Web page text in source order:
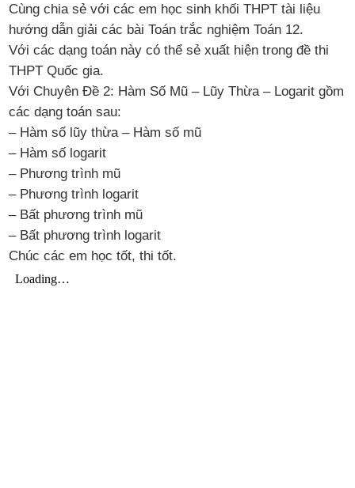
Cùng chia sẻ với các em học sinh khối THPT tài liệu
hướng dẫn giải các bài Toán trắc nghiệm Toán 12.
Với các dạng toán này có thể sẻ xuất hiện trong đề thi
THPT Quốc gia.
Với Chuyên Đề 2: Hàm Số Mũ – Lũy Thừa – Logarit gồm
các dạng toán sau:
– Hàm số lũy thừa – Hàm số mũ
– Hàm số logarit
– Phương trình mũ
– Phương trình logarit
– Bất phương trình mũ
– Bất phương trình logarit
Chúc các em học tốt, thi tốt.